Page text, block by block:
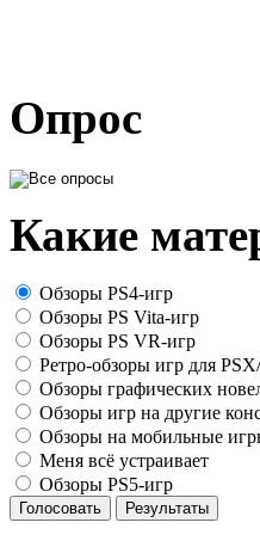
Опрос
Какие
Обзоры PS4-игр
Обзоры PS Vita-игр
Обзоры PS VR-игр
Ретро-обзоры игр для
Обзоры графических
Обзоры игр на другие
Обзоры на мобильные
Меня всё устраивает
Обзоры PS5-игр
Голосовать Результаты